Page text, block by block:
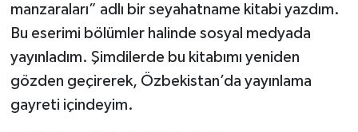
manzaraları” adlı bir seyahatname kitabi yazdım.
Bu eserimi bölümler halinde sosyal medyada
yayınladım. Şimdilerde bu kitabımı yeniden
gözden geçirerek, Özbekistan’da yayınlama
gayreti içindeyim.